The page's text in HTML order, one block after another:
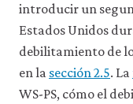
introducir un
Estados Unidos
debilitamiento de
en la sección 2.5. La
WS-PS, cómo el